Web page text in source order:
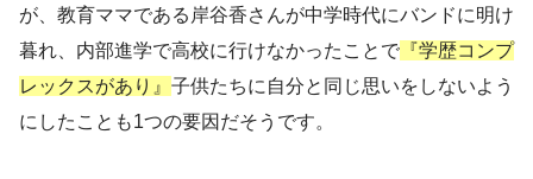
が、教育ママである岸谷香さんが中学時代にバンドに明け
暮れ、内部進学で高校に行けなかったことで 『学歴コンプ
レックスがあり』 子供たちに自分と同じ思いをしないよう
にしたことも1つの要因だそうです。